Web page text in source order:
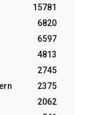
15781
6820
6597
4813
2745
2375
2062